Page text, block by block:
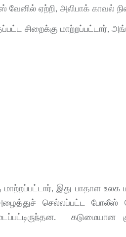
வேனில் ஏற்றி, அலிபாக் காவல்
சிறைக்கு மாற்றப்பட்டார்,
இது பாதாள உலக
செல்லப்பட்ட
மூடப்பட்டிருந்தன.